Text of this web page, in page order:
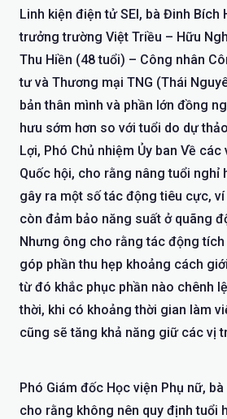
Linh kiện điện tử SEI, bà Đinh Bích
trưởng trường Việt Triều – Hữu
Thu Hiền (48 tuổi) – Công nhân
tư và Thương mại TNG (Thái
bản thân mình và phần lớn đồng
hưu sớm hơn so với tuổi do dự
Lợi, Phó Chủ nhiệm Ủy ban Về các
Quốc hội, cho rằng nâng tuổi nghỉ
gây ra một số tác động tiêu cực,
còn đảm bảo năng suất ở quãng
Nhưng ông cho rằng tác động
góp phần thu hẹp khoảng cách
từ đó khắc phục phần nào chênh
thời, khi có khoảng thời gian làm
cũng sẽ tăng khả năng giữ các vị
Phó Giám đốc Học viện Phụ nữ,
cho rằng không nên quy định tuổi